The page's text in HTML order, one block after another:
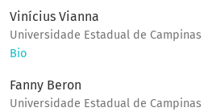
Vinícius Vianna
Universidade Estadual de Campinas
Bio
Fanny Beron
Universidade Estadual de Campinas